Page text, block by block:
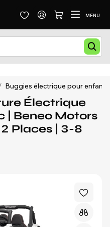
MENU
Buggies électrique pour enfants
Électrique
| Beneo Motors
Places | 3-8